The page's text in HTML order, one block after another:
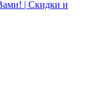
| Скидки и